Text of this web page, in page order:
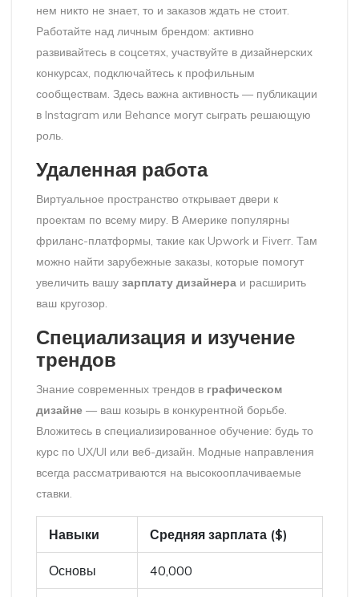
нем никто не знает, то и заказов ждать не стоит.
Работайте над личным брендом: активно
развивайтесь в соцсетях, участвуйте в дизайнерских
конкурсах, подключайтесь к профильным
сообществам. Здесь важна активность — публикации
в Instagram или Behance могут сыграть решающую
роль.
Удаленная работа
Виртуальное пространство открывает двери к
проектам по всему миру. В Америке популярны
фриланс-платформы, такие как Upwork и Fiverr. Там
можно найти зарубежные заказы, которые помогут
увеличить вашу зарплату дизайнера и расширить
ваш кругозор.
Специализация и изучение
трендов
Знание современных трендов в графическом
дизайне — ваш козырь в конкурентной борьбе.
Вложитесь в специализированное обучение: будь то
курс по UX/UI или веб-дизайн. Модные направления
всегда рассматриваются на высокооплачиваемые
ставки.
Навыки Средняя зарплата ($)
Основы 40,000